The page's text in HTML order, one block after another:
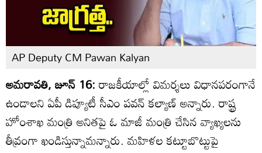
AP Deputy CM Pawan Kalyan
అమరావతి, జూన్ 16:రాజకీయాల్లో విమర్శలు విధానపరంగానే
ఉండాలని ఏపీ డిప్యూటీ సీఎం పవన్ కల్యాణ్ అన్నారు. రాష్ట్ర
హోంశాఖ మంత్రి అనితపై ఓ మాజీ మంత్రి చేసిన వ్యాఖ్యలను
తీవ్రంగా ఖండిస్తున్నామన్నారు. మహిళల కట్టూబొట్టుపై